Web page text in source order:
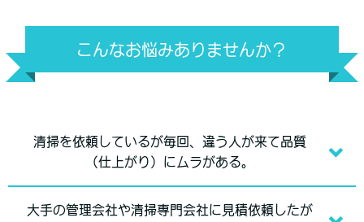
こんなお悩みありませんか？
清掃を依頼しているが毎回、違う人が来て品質
（仕上がり）にムラがある。
大手の管理会社や清掃専門会社に見積依頼したが